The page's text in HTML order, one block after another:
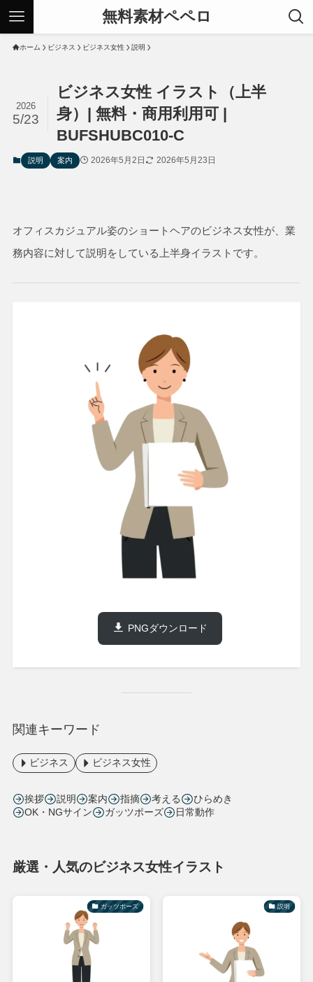
無料素材ペペロ
ホーム ビジネス ビジネス女性 説明
ビジネス女性 イラスト（上半
身）| 無料・商用利用可 |
BUFSHUBC010-C
2026
5/23
説明 案内 2026年5月2日 2026年5月23日
オフィスカジュアル姿のショートヘアのビジネス女性が、業
務内容に対して説明をしている上半身イラストです。
PNGダウンロード
関連キーワード
ビジネス ビジネス女性
挨拶 説明 案内 指摘 考える
ひらめき
OK・NGサイン
ガッツポーズ 日常動作
厳選・人気のビジネス女性イラスト
ガッツポーズ 説明